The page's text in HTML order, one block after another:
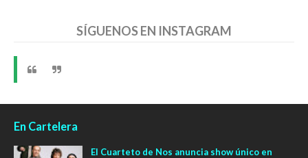
SÍGUENOS EN INSTAGRAM
En Cartelera
El Cuarteto de Nos anuncia show único en